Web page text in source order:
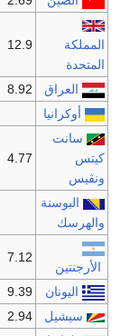
المملكة
المتحدة
12.9
العراق 8.92
أوكرانيا
سانت
كيتس
ونڤيس
4.77
البوسنة
والهرسك
الأرجنتين
7.12
اليونان 9.39
سيشيل
2.94